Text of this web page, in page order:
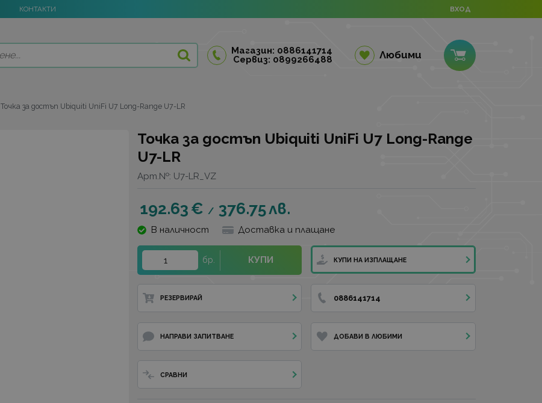
КОНТАКТИ ВХОД
Магазин: 0886141714
Сервиз: 0899266488
Любими
Точка за достъп Ubiquiti UniFi U7 Long-Range U7-LR
Точка за достъп Ubiquiti UniFi U7 Long-Range
U7-LR
Арт.№: U7-LR_VZ
192.63€ / 376.75лв.
В наличност Доставка и плащане
бр. КУПИ КУПИ НА ИЗПЛАЩАНЕ
РЕЗЕРВИРАЙ 0886141714
НАПРАВИ ЗАПИТВАНЕ ДОБАВИ В ЛЮБИМИ
СРАВНИ